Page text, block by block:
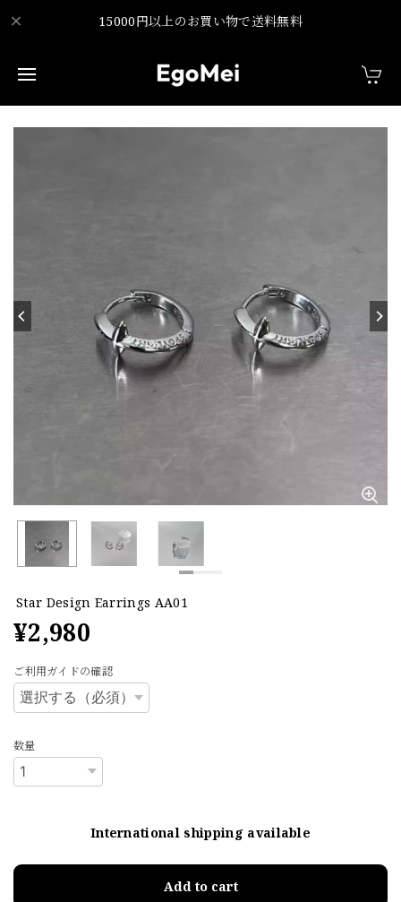
15000円以上のお買い物で送料無料
Star Design Earrings AA01
¥2,980
ご利用ガイドの確認
数量
International shipping available
Add to cart